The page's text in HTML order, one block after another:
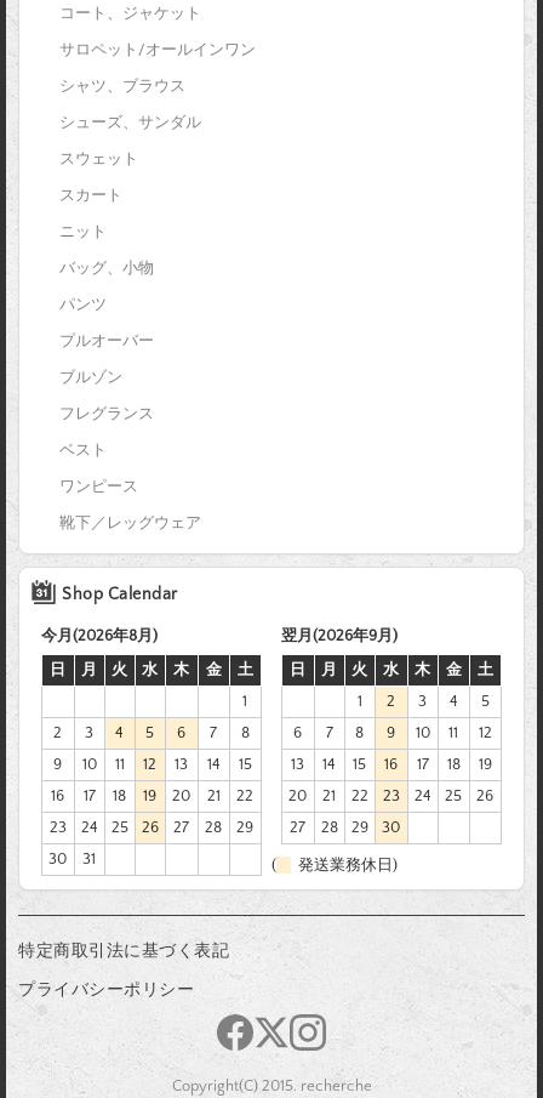
コート、ジャケット
サロペット/オールインワン
シャツ、ブラウス
シューズ、サンダル
スウェット
スカート
ニット
バッグ、小物
パンツ
プルオーバー
ブルゾン
フレグランス
ベスト
ワンピース
靴下／レッグウェア
Shop Calendar
今月(2026年8月)
日
月 火 水 木 金
土
1
2
3 4 5 6 7
8
9
10 11 12 13 14
15
16
17 18 19 20 21
22
23
24 25 26 27 28
29
30
31
翌月(2026年9月)
日
月 火 水 木 金
土
1
2 3 4
5
6
7 8 9 10 11
12
13
14 15 16 17 18
19
20
21 22 23 24 25
26
27
28 29 30
( 発送業務休日)
特定商取引法に基づく表記
プライバシーポリシー
Copyright(C) 2015. recherche